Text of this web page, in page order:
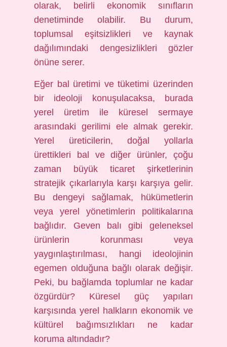
olarak, belirli ekonomik sınıfların
denetiminde olabilir. Bu durum,
toplumsal eşitsizlikleri ve kaynak
dağılımındaki dengesizlikleri gözler
önüne serer.
Eğer bal üretimi ve tüketimi üzerinden
bir ideoloji konuşulacaksa, burada
yerel üretim ile küresel sermaye
arasındaki gerilimi ele almak gerekir.
Yerel üreticilerin, doğal yollarla
ürettikleri bal ve diğer ürünler, çoğu
zaman büyük ticaret şirketlerinin
stratejik çıkarlarıyla karşı karşıya gelir.
Bu dengeyi sağlamak, hükümetlerin
veya yerel yönetimlerin politikalarına
bağlıdır. Geven balı gibi geleneksel
ürünlerin korunması veya
yaygınlaştırılması, hangi ideolojinin
egemen olduğuna bağlı olarak değişir.
Peki, bu bağlamda toplumlar ne kadar
özgürdür? Küresel güç yapıları
karşısında yerel halkların ekonomik ve
kültürel bağımsızlıkları ne kadar
koruma altındadır?